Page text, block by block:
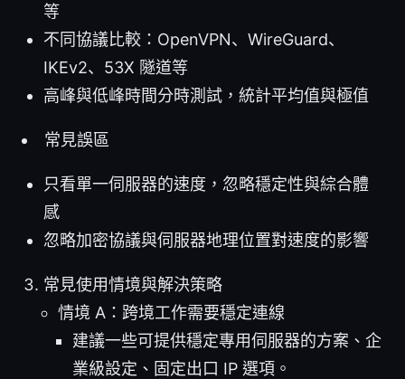
等
不同協議比較：OpenVPN、WireGuard、
IKEv2、53X 隧道等
高峰與低峰時間分時測試，統計平均值與極值
常見誤區
只看單一伺服器的速度，忽略穩定性與綜合體
感
忽略加密協議與伺服器地理位置對速度的影響
常見使用情境與解決策略
情境 A：跨境工作需要穩定連線
建議一些可提供穩定專用伺服器的方案、企
業級設定、固定出口 IP 選項。